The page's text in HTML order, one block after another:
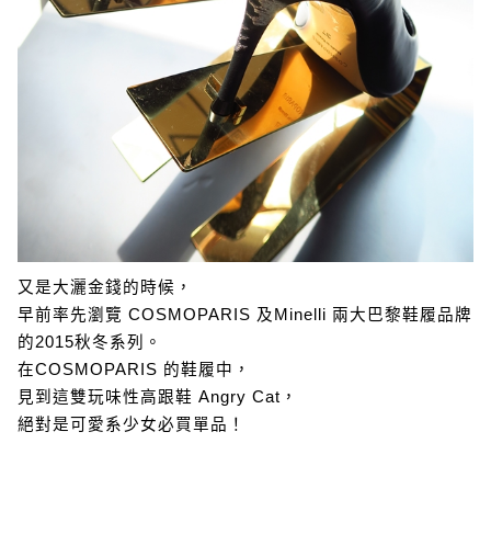
又是大灑金錢的時候，
早前率先瀏覽 COSMOPARIS 及Minelli 兩大巴黎鞋履品牌
的2015秋冬系列。
在COSMOPARIS 的鞋履中，
見到這雙玩味性高跟鞋 Angry Cat，
絕對是可愛系少女必買單品！